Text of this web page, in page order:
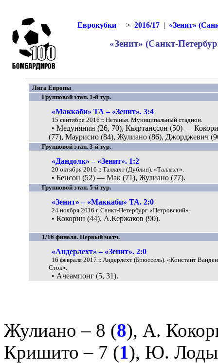
Еврокубки—> 2016/17| «Зенит»
«Зенит» (Санкт-
Лига Европы
Групповой этап. 1-й тур.
«Маккаби» ТА – «Зенит». 3:4
15 сентября 2016 г. Нетанья. Муниципальный стадион.
• Медунянин (26, 70), Кьяртанссон (50) —
(77), Маурисио (84), Жулиано (86), Джорджевич
Групповой этап. 3-й тур.
«Дандолк» – «Зенит». 1:2
20 октября 2016 г. Таллахт (Дублин). «Таллахт».
• Бенсон (52) — Мак (71), Жулиано (77).
Групповой этап. 5-й тур.
«Зенит» – «Маккаби» ТА. 2:0
24 ноября 2016 г. Санкт-Петербург. «Петровский».
• Кокорин (44), А.Кержаков (90).
1/16 финала. Первый матч.
«Андерлехт» – «Зенит». 2:0
16 февраля 2017 г. Андерлехт (Брюссель). «Констант Ванден
Сток».
• Ачеампонг (5, 31).
Жулиано – 8 (8), А.
Кришито – 7 (1), Ю.